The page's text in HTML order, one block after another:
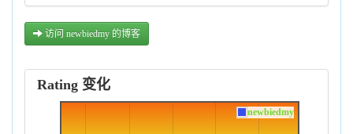
访问 newbiedmy 的博客
Rating 变化
newbiedmy